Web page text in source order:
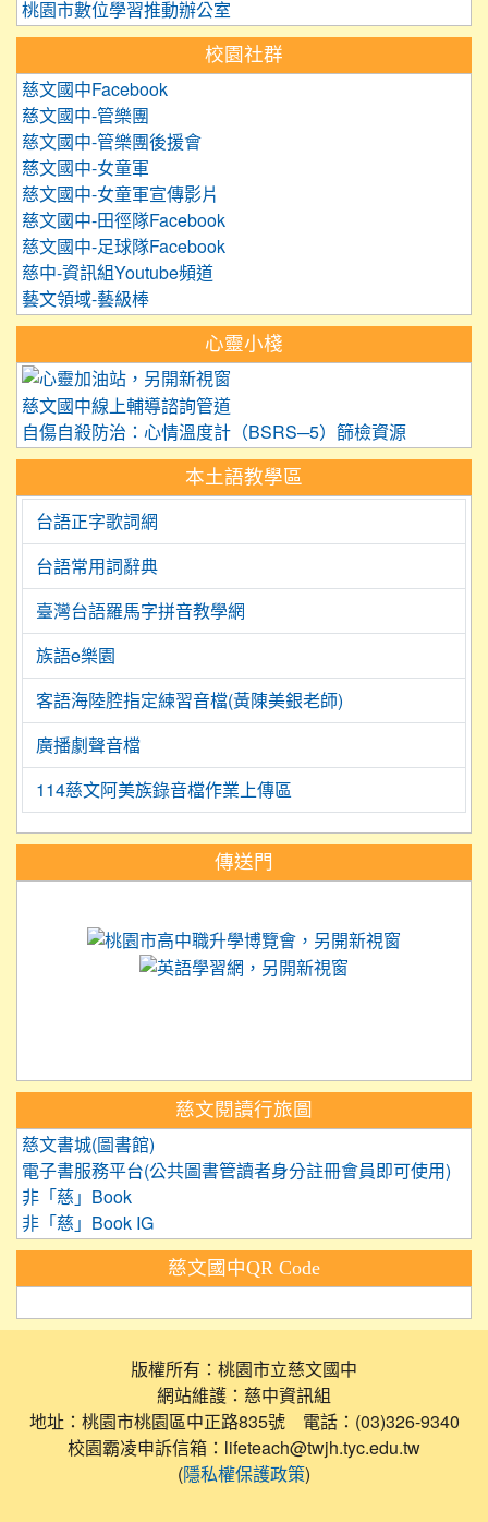
桃園市數位學習推動辦公室
校園社群
慈文國中Facebook
慈文國中-管樂團
慈文國中-管樂團後援會
慈文國中-女童軍
慈文國中-女童軍宣傳影片
慈文國中-田徑隊Facebook
慈文國中-足球隊Facebook
慈中-資訊組Youtube頻道
藝文領域-藝級棒
心靈小棧
慈文國中線上輔導諮詢管道
自傷自殺防治：心情溫度計（BSRS─5）篩檢資源
本土語教學區
台語正字歌詞網
台語常用詞辭典
臺灣台語羅馬字拼音教學網
族語e樂園
客語海陸腔指定練習音檔(黃陳美銀老師)
廣播劇聲音檔
114慈文阿美族錄音檔作業上傳區
傳送門
慈文閱讀行旅圖
慈文書城(圖書館)
電子書服務平台(公共圖書管讀者身分註冊會員即可使用)
非「慈」Book
非「慈」Book IG
慈文國中QR Code
版權所有：桃園市立慈文國中
網站維護：慈中資訊組
地址：桃園市桃園區中正路835號 電話：(03)326-9340
校園霸凌申訴信箱：lifeteach@twjh.tyc.edu.tw
(隱私權保護政策)